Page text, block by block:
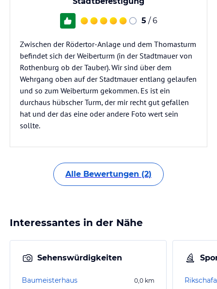
5 / 6
Zwischen der Rödertor-Anlage und dem Thomasturm
befindet sich der Weiberturm (in der Stadtmauer von
Rothenburg ob der Tauber). Wir sind über dem
Wehrgang oben auf der Stadtmauer entlang gelaufen
und so zum Weiberturm gekommen. Es ist ein
durchaus hübscher Turm, der mir recht gut gefallen
hat und der das eine oder andere Foto wert sein
sollte.
Alle Bewertungen (2)
Interessantes in der Nähe
Sehenswürdigkeiten
Baumeisterhaus 0,0 km